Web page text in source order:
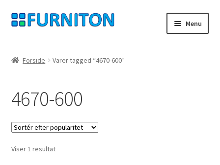
Spring
til
Spring
til
Menu
privatliv
fortrydelsesret
Kontakt
Forside Varer tagged “4670-600”
4670-600
Viser 1 resultat